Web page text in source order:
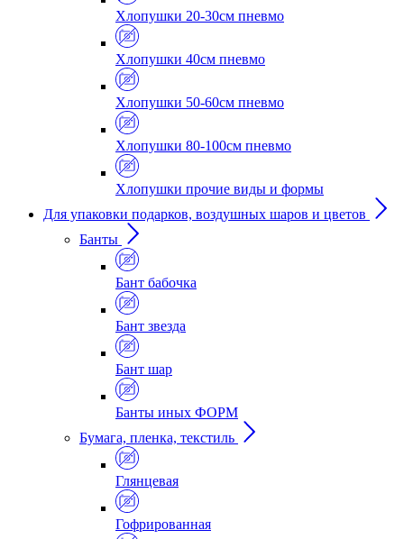
Хлопушки 20-30см пневмо
Хлопушки 40см пневмо
Хлопушки 50-60см пневмо
Хлопушки 80-100см пневмо
Хлопушки прочие виды и формы
Для упаковки подарков, воздушных шаров и цветов
Банты
Бант бабочка
Бант звезда
Бант шар
Банты иных ФОРМ
Бумага, пленка, текстиль
Глянцевая
Гофрированная